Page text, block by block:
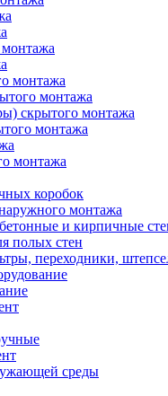
монтажа
монтажа
скрытого монтажа
монтажа
монтажа
коробок
монтажа
и кирпичные
полых стен
переходники,
среды